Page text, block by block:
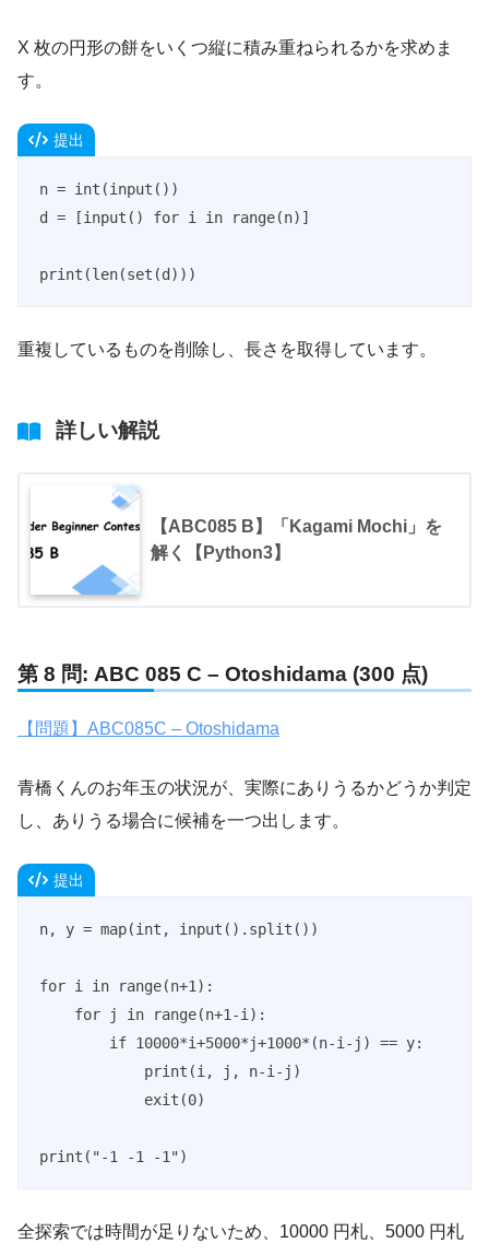
X 枚の円形の餅をいくつ縦に積み重ねられるかを求めま
す。
提出
n = int(input())
d = [input() for i in range(n)]
print(len(set(d)))
重複しているものを削除し、長さを取得しています。
詳しい解説
【ABC085 B】「Kagami Mochi」を
解く【Python3】
第 8 問: ABC 085 C – Otoshidama (300 点)
【問題】ABC085C – Otoshidama
青橋くんのお年玉の状況が、実際にありうるかどうか判定
し、ありうる場合に候補を一つ出します。
提出
n, y = map(int, input().split())
for i in range(n+1):
print("-1 -1 -1")
全探索では時間が足りないため、10000 円札、5000 円札